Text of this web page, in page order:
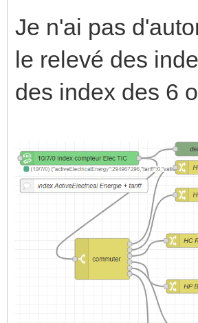
Je n'ai pas
le relevé des
des index des 6